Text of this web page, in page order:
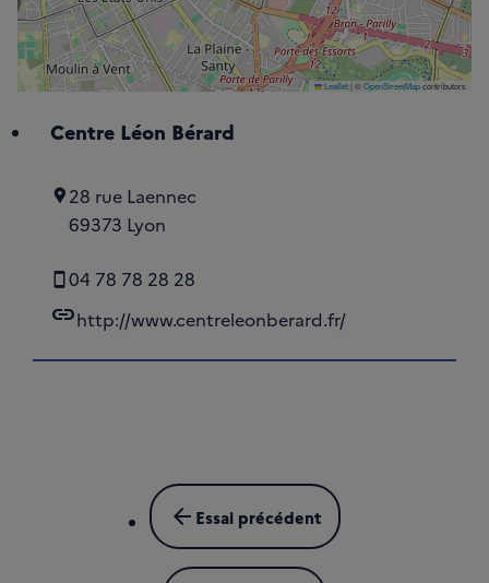
Leaflet|©OpenStreetMapcontributors
Centre Léon Bérard
28 rue Laennec
69373 Lyon
04 78 78 28 28
linkhttp://www.centreleonberard.fr/
arrow_back Essai précédent